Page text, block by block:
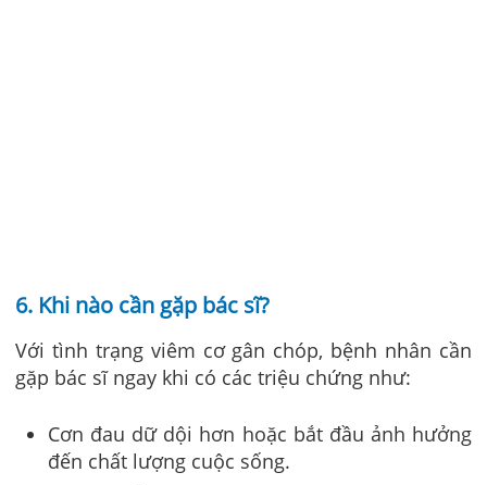
6. Khi nào cần gặp bác sĩ?
Với tình trạng viêm cơ gân chóp, bệnh nhân cần
gặp bác sĩ ngay khi có các triệu chứng như:
Cơn đau dữ dội hơn hoặc bắt đầu ảnh hưởng
đến chất lượng cuộc sống.